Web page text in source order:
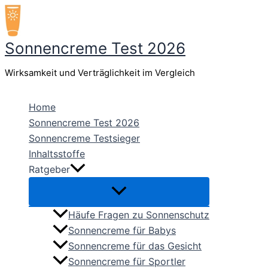
Zum
Inhalt
springen
Sonnencreme Test 2026
Wirksamkeit und Verträglichkeit im Vergleich
Home
Sonnencreme Test 2026
Sonnencreme Testsieger
Inhaltsstoffe
Ratgeber
Häufe Fragen zu Sonnenschutz
Sonnencreme für Babys
Sonnencreme für das Gesicht
Sonnencreme für Sportler